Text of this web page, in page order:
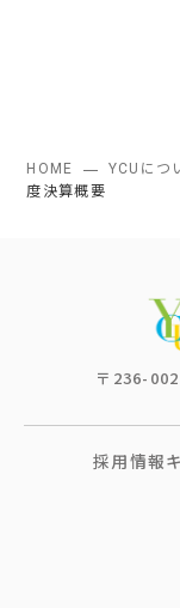
HOME YCUにつ
度決算概要
〒236-
採用情報